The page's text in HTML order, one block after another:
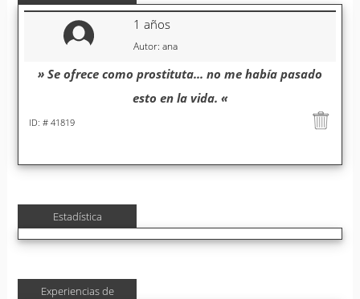
Autor: ana
1 años
ID: # 41819
» Se ofrece como prostituta... no me había pasado
esto en la vida. «
Estadística
Experiencias de